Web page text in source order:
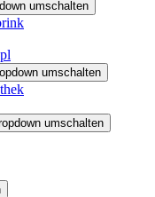
umschalten
umschalten
umschalten